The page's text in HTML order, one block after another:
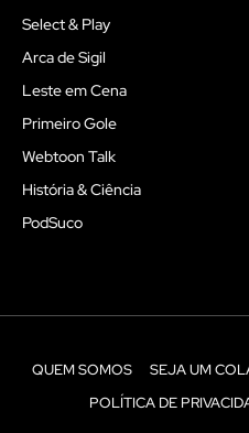
Select & Play
Arca de Sigil
Leste em Cena
Primeiro Gole
Webtoon Talk
História & Ciência
PodSuco
QUEM SOMOS SEJA UM
POLÍTICA DE